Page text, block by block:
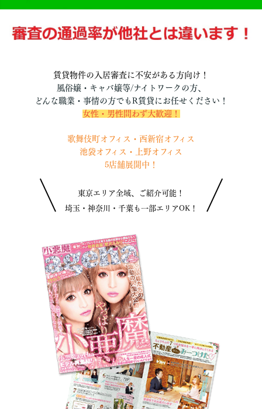
賃貸物件の入居審査に不安がある方向け！
風俗嬢・キャバ嬢等/ナイトワークの方、
どんな職業・事情の方でもR賃貸にお任せください！
女性・男性問わず大歓迎！
歌舞伎町オフィス・西新宿オフィス
池袋オフィス・上野オフィス
5店舗展開中！
東京エリア全域、ご紹介可能！
埼玉・神奈川・千葉も一部エリアOK！